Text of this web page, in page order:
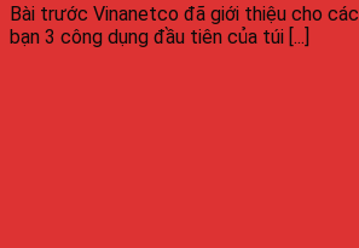
Bài trước Vinanetco đã giới thiệu cho các
bạn 3 công dụng đầu tiên của túi [...]